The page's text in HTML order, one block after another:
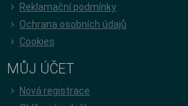
Reklamační podmínky
Ochrana osobních údajů
Cookies
MŮJ ÚČET
Nová registrace